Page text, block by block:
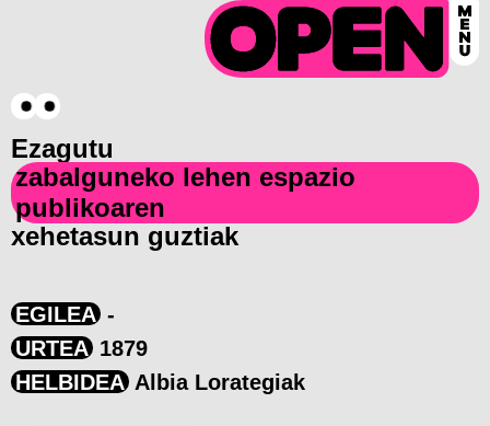
Ezagutu
zabalguneko lehen espazio
publikoaren
xehetasun guztiak
EGILEA -
URTEA 1879
HELBIDEA Albia Lorategiak